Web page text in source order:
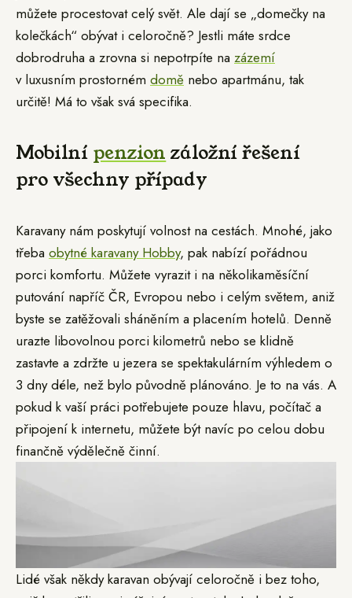
můžete procestovat celý svět. Ale dají se „domečky na
kolečkách“ obývat i celoročně? Jestli máte srdce
dobrodruha a zrovna si nepotrpíte na zázemí
v luxusním prostorném domě nebo apartmánu, tak
určitě! Má to však svá specifika.
Mobilní penzion záložní řešení
pro všechny případy
Karavany nám poskytují volnost na cestách. Mnohé, jako
třeba obytné karavany Hobby, pak nabízí pořádnou
porci komfortu. Můžete vyrazit i na několikaměsíční
putování napříč ČR, Evropou nebo i celým světem, aniž
byste se zatěžovali sháněním a placením hotelů. Denně
urazte libovolnou porci kilometrů nebo se klidně
zastavte a zdržte u jezera se spektakulárním výhledem o
3 dny déle, než bylo původně plánováno. Je to na vás. A
pokud k vaší práci potřebujete pouze hlavu, počítač a
připojení k internetu, můžete být navíc po celou dobu
finančně výdělečně činní.
Lidé však někdy karavan obývají celoročně i bez toho,